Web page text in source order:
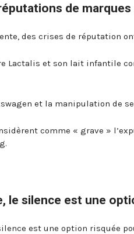
de
des crises de réputation
Lactalis et son lait infantile
et la manipulation de
comme « grave »
le silence est une
est une option risquée